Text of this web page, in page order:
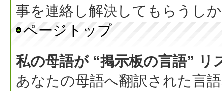
事を連絡し解決してもらうし
ページトップ
私の母語が “掲示板の言語” リ
あなたの母語へ翻訳された言